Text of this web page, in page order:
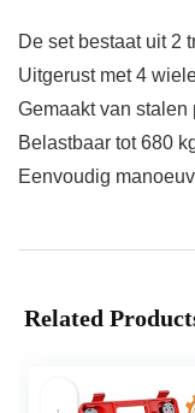
De set bestaat uit 2
Uitgerust met 4
Gemaakt van stalen
Belastbaar tot 680
Eenvoudig
Related